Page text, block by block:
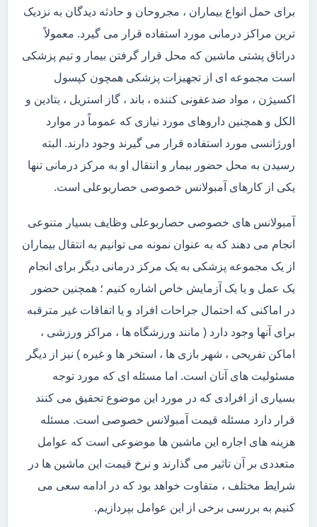
برای حمل انواع بیماران ، مجروحان و حادثه دیدگان به نزدیک
ترین مراکز درمانی مورد استفاده قرار می گیرد. معمولاً
دراتاق پشتی ماشین که محل قرار گرفتن بیمار و تیم پزشکی
است مجموعه ای از تجهیزات پزشکی همچون کپسول
اکسیژن ، مواد ضدعفونی کننده ، باند ، گاز استریل ، بتادین و
الکل و همچنین داروهای مورد نیازی که عموماً در موارد
اورژانسی مورد استفاده قرار می گیرند وجود دارند. البته
رسیدن به محل حضور بیمار و انتقال او به مرکز درمانی تنها
یکی از کارهای آمبولانس خصوصی حصاربوعلی است.
آمبولانس های خصوصی حصاربوعلی وظایف بسیار متنوعی
انجام می دهند که به عنوان نمونه می توانیم به انتقال بیماران
از یک مجموعه پزشکی به یک مرکز درمانی دیگر برای انجام
یک عمل و یا یک آزمایش خاص اشاره کنیم ؛ همچنین حضور
در اماکنی که احتمال جراحات افراد و یا اتفاقات غیر مترقبه
برای آنها وجود دارد ( مانند ورزشگاه ها ، مراکز ورزشی ،
اماکن تفریحی ، شهر بازی ها ، استخر ها و غیره ) نیز از دیگر
مسئولیت های آنان است. اما مسئله ای که مورد توجه
بسیاری از افرادی که در مورد این موضوع تحقیق می کنند
قرار دارد مسئله قیمت آمبولانس خصوصی است. مسئله
هزینه های اجاره این ماشین ها موضوعی است که عوامل
متعددی بر آن تاثیر می گذارند و نرخ قیمت این ماشین ها در
شرایط مختلف ، متفاوت خواهد بود که در ادامه سعی می
کنیم به بررسی برخی از این عوامل بپردازیم.